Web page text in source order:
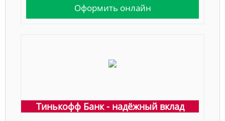
Оформить онлайн
Тинькофф Банк - надёжный вклад